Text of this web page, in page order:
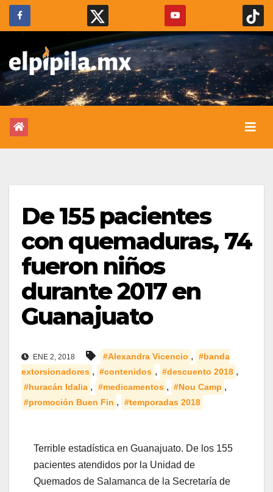
De 155 pacientes
con quemaduras, 74
fueron niños
durante 2017 en
Guanajuato
ENE 2, 2018 #Alexandra Vicencio ,
#banda
extorsionadores , #contenidos , #descuento 2018 ,
#huracán Idalia , #medicamentos , #Nou Camp ,
#promoción Buen Fin , #temporadas 2018
Terrible estadística en Guanajuato. De los 155
pacientes atendidos por la Unidad de
Quemados de Salamanca de la Secretaría de